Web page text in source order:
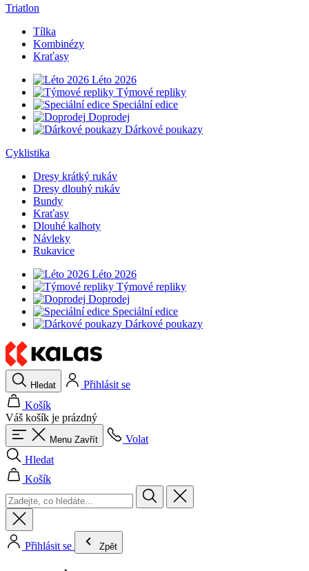
Triatlon
Tílka
Kombinézy
Kraťasy
Léto 2026
Týmové repliky
Speciální edice
Doprodej
Dárkové poukazy
Cyklistika
Dresy krátký rukáv
Dresy dlouhý rukáv
Bundy
Kraťasy
Dlouhé kalhoty
Návleky
Rukavice
Léto 2026
Týmové repliky
Doprodej
Speciální edice
Dárkové poukazy
Hledat
Přihlásit se
Košík
Váš košík je prázdný
Menu Zavřít
Volat
Hledat
Košík
Přihlásit se Zpět